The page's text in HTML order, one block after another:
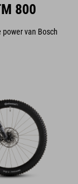
800
van Bosch